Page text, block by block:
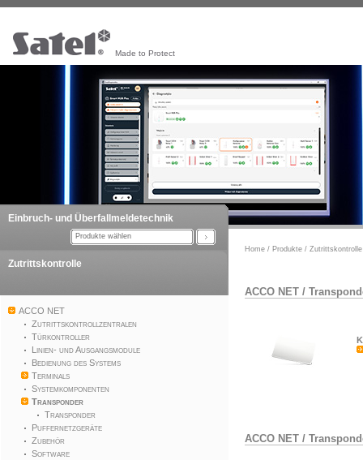
Made to Protect
Einbruch- und Überfallmeldetechnik
Produkte wählen
Zutrittskontrolle
ACCO NET
Zutrittskontrollzentralen
Türkontroller
Linien- und Ausgangsmodule
Bedienung des Systems
Terminals
Systemkomponenten
Transponder
Transponder
Puffernetzgeräte
Zubehör
Software
Home / Produkte / Zutrittskontrolle
ACCO NET /
ACCO NET /